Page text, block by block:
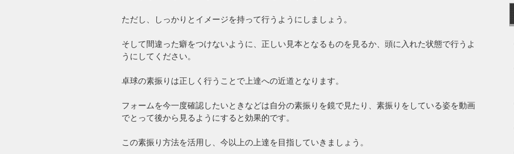
ただし、しっかりとイメージを持って行うようにしましょう。
そして間違った癖をつけないように、正しい見本となるものを見るか、頭に入れた状態で行うよ
うにしてください。
卓球の素振りは正しく行うことで上達への近道となります。
フォームを今一度確認したいときなどは自分の素振りを鏡で見たり、素振りをしている姿を動画
でとって後から見るようにすると効果的です。
この素振り方法を活用し、今以上の上達を目指していきましょう。